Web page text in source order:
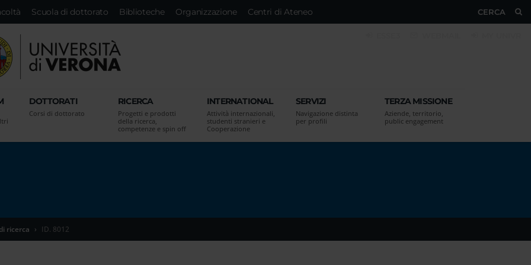
CERCA
Scuola di dottorato Biblioteche Organizzazione Centri di Ateneo
DOTTORATI
Corsi di dottorato
RICERCA
Progetti e prodotti
della ricerca,
competenze e spin off
INTERNATIONAL
Attività internazionali,
studenti stranieri e
Cooperazione
SERVIZI
Navigazione distinta
per profili
TERZA MISSIONE
Aziende, territorio,
public engagement
ricerca ID. 8012